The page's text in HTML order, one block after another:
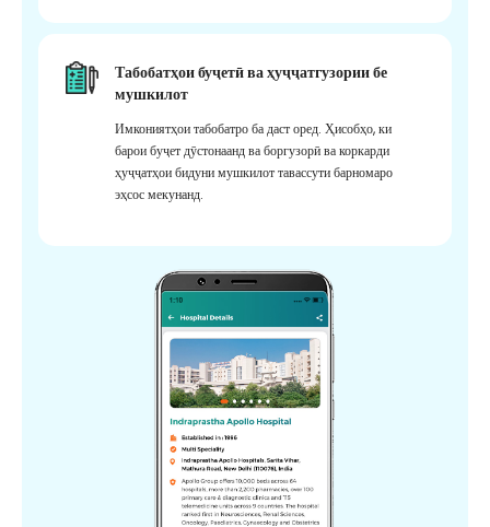
Табобатҳои буҷетӣ ва ҳуҷҷатгузории бе
мушкилот
Имкониятҳои табобатро ба даст оред. Ҳисобҳо, ки
барои буҷет дӯстонаанд ва боргузорӣ ва коркарди
ҳуҷҷатҳои бидуни мушкилот тавассути барномаро
эҳсос мекунанд.